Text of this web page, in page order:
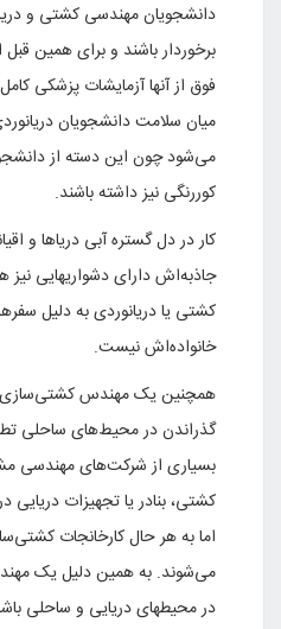
دانشجویان مهندسی کشتی و
برخوردار باشند و برای همین
فوق از آنها آزمایشات پزشکی
میان سلامت دانشجویان
می‌شود چون این دسته از
کوررنگی نیز داشته باشند.
کار در دل گستره آبی دریاها و
جاذبه‌اش دارای دشواریهایی
کشتی یا دریانوردی به دلیل
خانواده‌اش نیست.
همچنین یک مهندس کشتی‌سازی
گذراندن در محیط‌های ساحلی
بسیاری از شرکت‌های مهندسی
کشتی، بنادر یا تجهیزات دریایی
اما به هر حال کارخانجات
می‌شوند. به همین دلیل یک مهندس
در محیطهای دریایی و ساحلی